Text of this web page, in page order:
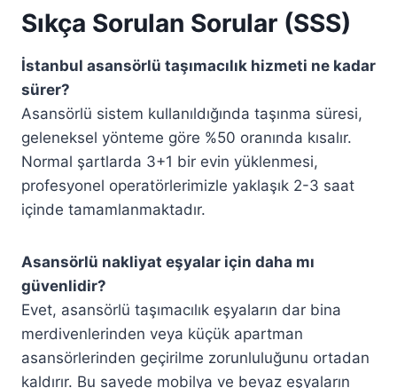
Sıkça Sorulan Sorular (SSS)
İstanbul asansörlü taşımacılık hizmeti ne kadar
sürer?
Asansörlü sistem kullanıldığında taşınma süresi,
geleneksel yönteme göre %50 oranında kısalır.
Normal şartlarda 3+1 bir evin yüklenmesi,
profesyonel operatörlerimizle yaklaşık 2-3 saat
içinde tamamlanmaktadır.
Asansörlü nakliyat eşyalar için daha mı
güvenlidir?
Evet, asansörlü taşımacılık eşyaların dar bina
merdivenlerinden veya küçük apartman
asansörlerinden geçirilme zorunluluğunu ortadan
kaldırır. Bu sayede mobilya ve beyaz eşyaların